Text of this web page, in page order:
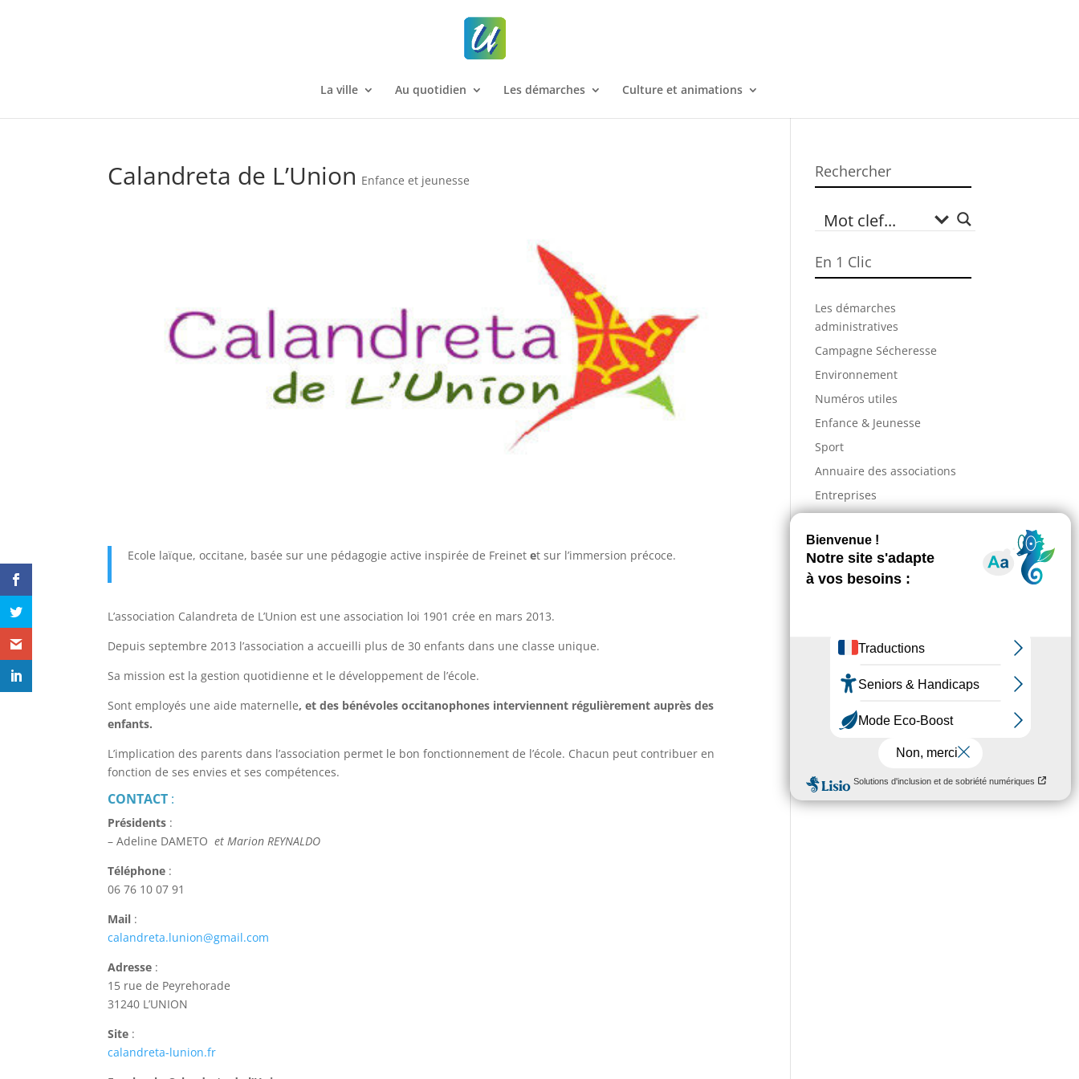
La ville Au quotidien Les démarches Culture et animations
Calandreta de L’Union Enfance et jeunesse
Ecole laïque, occitane, basée sur une pédagogie active inspirée de Freinetet sur l’immersion précoce.
L’association Calandreta de L’Union est une association loi 1901 crée en mars 2013.
Depuis septembre 2013 l’association a accueilli plus de 30 enfants dans une classe unique.
Sa mission est la gestion quotidienne et le développement de l’école.
Sont employés une aide maternelle, et des bénévoles occitanophones interviennent régulièrement auprès des
enfants.
L’implication des parents dans l’association permet le bon fonctionnement de l’école. Chacun peut contribuer en
fonction de ses envies et ses compétences.
CONTACT :
Présidents :
– Adeline DAMETO et Marion REYNALDO
Téléphone :
06 76 10 07 91
Mail :
calandreta.lunion@gmail.com
Adresse :
15 rue de Peyrehorade
31240 L’UNION
Site :
calandreta-lunion.fr
Rechercher
En 1 Clic
Les démarches
administratives
Campagne Sécheresse
Environnement
Numéros utiles
Enfance & Jeunesse
Sport
Annuaire des associations
Entreprises
Actualités
sinistrées ?
revient les 28, 29 et 30 août !
Information – Coupures du
réseau électrique